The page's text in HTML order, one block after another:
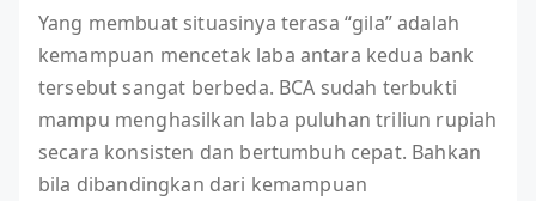
Yang membuat situasinya terasa “gila” adalah
kemampuan mencetak laba antara kedua bank
tersebut sangat berbeda. BCA sudah terbukti
mampu menghasilkan laba puluhan triliun rupiah
secara konsisten dan bertumbuh cepat. Bahkan
bila dibandingkan dari kemampuan